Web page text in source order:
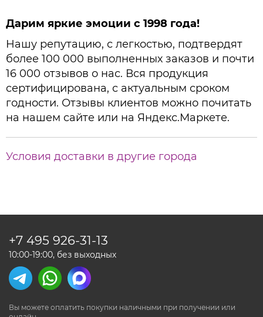
Дарим яркие эмоции с 1998 года!
Нашу репутацию, с легкостью, подтвердят
более 100 000 выполненных заказов и почти
16 000 отзывов о нас. Вся продукция
сертифицирована, с актуальным сроком
годности. Отзывы клиентов можно почитать
на нашем сайте или на Яндекс.Маркете.
Условия доставки в другие города
Вы можете оплатить покупки наличными при получении или
+7 495 926-31-13
10:00-19:00, без выходных